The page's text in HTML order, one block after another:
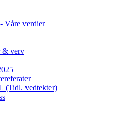
Våre verdier
& verv
(Tidl. vedtekter)